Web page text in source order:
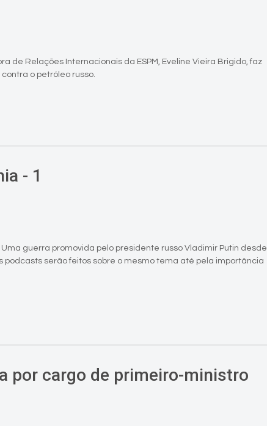
de Relações Internacionais da ESPM, Eveline Vieira Brigido, faz
o petróleo russo.
- 1
guerra promovida pelo presidente russo Vladimir Putin desde
podcasts serão feitos sobre o mesmo tema até pela importância
por cargo de primeiro-ministro